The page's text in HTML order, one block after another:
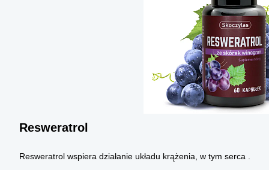
a wynik jest natychmiastowy.
Resweratrol
Resweratrol wspiera działanie układu krążenia, w tym serca .